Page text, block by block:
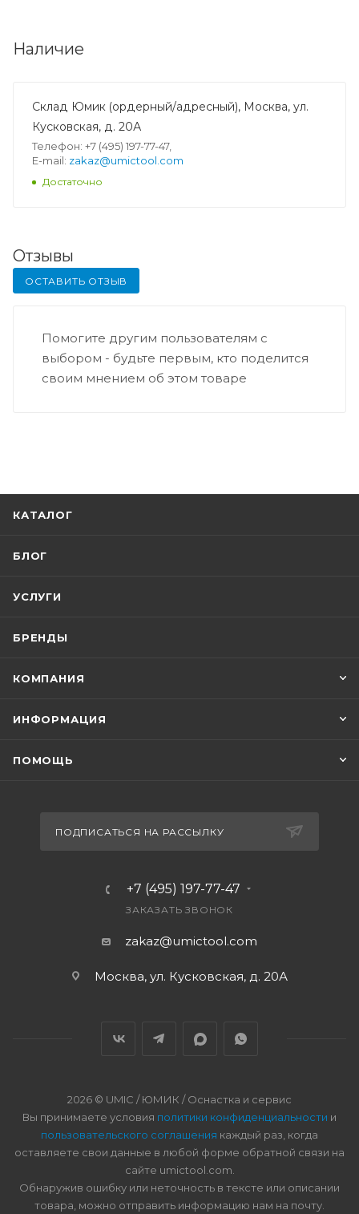
Наличие
Склад Юмик (ордерный/адресный), Москва, ул.
Кусковская, д. 20А
Телефон: +7 (495) 197-77-47,
E-mail: zakaz@umictool.com
Достаточно
Отзывы
ОСТАВИТЬ ОТЗЫВ
Помогите другим пользователям с
выбором - будьте первым, кто поделится
своим мнением об этом товаре
КАТАЛОГ
БЛОГ
УСЛУГИ
БРЕНДЫ
КОМПАНИЯ
ИНФОРМАЦИЯ
ПОМОЩЬ
ПОДПИСАТЬСЯ НА РАССЫЛКУ
+7 (495) 197-77-47
ЗАКАЗАТЬ ЗВОНОК
zakaz@umictool.com
Москва, ул. Кусковская, д. 20А
2026 © UMIC / ЮМИК / Оснастка и сервис
Вы принимаете условия политики конфиденциальности и
пользовательского соглашения каждый раз, когда
оставляете свои данные в любой форме обратной связи на
сайте umictool.com.
Обнаружив ошибку или неточность в тексте или описании
товара, можно отправить информацию нам на почту.